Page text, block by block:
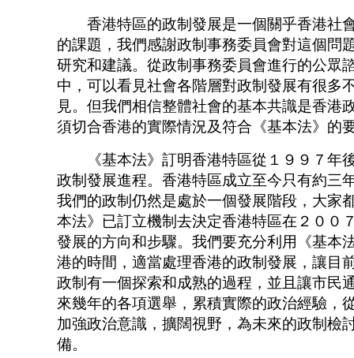
香港特區的政制發展是一個關乎香港社
的課題，我們感謝政制事務委員會對這個問
研究和建議。從政制事務委員會進行的公眾
中，可以看見社會各階層對政制發展有很多
見。但我們相信整體社會的基本共識是香港
須切合香港的實際情況及符合《基本法》的
《基本法》訂明香港特區從１９９７年
政制發展進程。香港特區成立至今只有約三
我們的政制仍然是處於一個發展階段，大家
本法》已訂立機制去決定香港特區在２００
發展的方向和步驟。我們要充分利用《基本
港的時間，適當處理香港的政制發展，讓目
政制有一個探索和成熟的過程，並且讓市民
來幾年的各項選舉，累積實際的政治經驗，
加強政治意識，擴闊視野，為未來的政制檢
備。